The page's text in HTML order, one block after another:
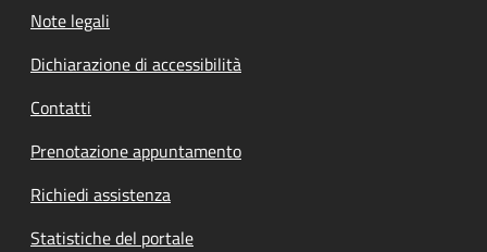
Note legali
Dichiarazione di accessibilità
Contatti
Prenotazione appuntamento
Richiedi assistenza
Statistiche del portale